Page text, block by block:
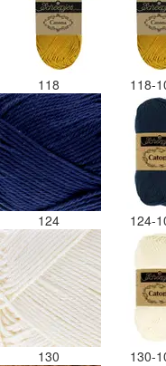
118 118-
124 124-
130 130-